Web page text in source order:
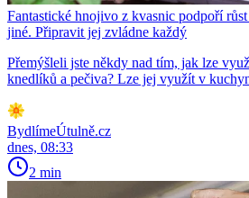
Fantastické hnojivo z kvasnic podpoří
jiné. Připravit jej zvládne každý
Přemýšleli jste někdy nad tím, jak lze
knedlíků a pečiva? Lze jej využít v
BydlímeÚtulně.cz
dnes, 08:33
2 min